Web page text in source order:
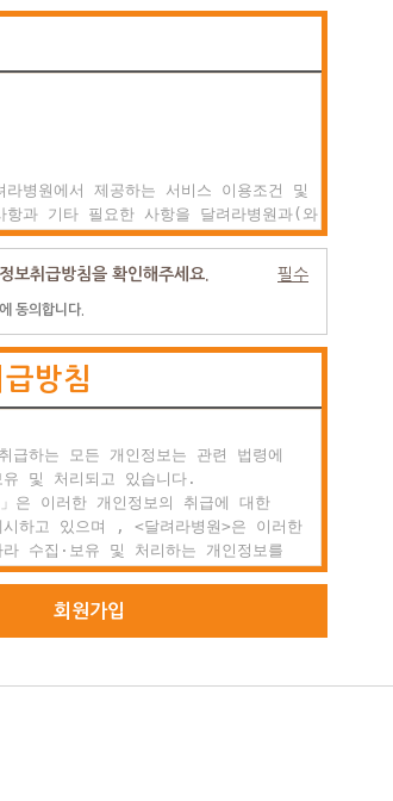
병원에서 제공하는 서비스 이용조건 및
과 기타 필요한 사항을 달려라병원과(와)
의미 및 책임사항 등을 규정함을 목적으로
과 변경
용자에게 공시함으로서 효력이 발생합니다.
사정 변경의 경우와 영업상 중요사유가
관을 변경할 수 있으며, 변경된 약관은
지 않은 사항이 관계법령에 규정되어
그 규정에 따릅니다.
과 서비스 이용
병원에서 회원으로 적합하다고 인정하는
'ID'와 '비밀번호'를 발급받은 사람을
필수
보취급방침을 확인해주세요.
동의합니다.
방침
급하는 모든 개인정보는 관련 법령에
유 및 처리되고 있습니다.
」은 이러한 개인정보의 취급에 대한
하고 있으며 , <달려라병원>은 이러한
수집·보유 및 처리하는 개인정보를
수행과 정보주체의 권익을 보호하기
정하게 취급할 것입니다.
을 존중하며, 정보주체는 이러한 법령상
회원가입